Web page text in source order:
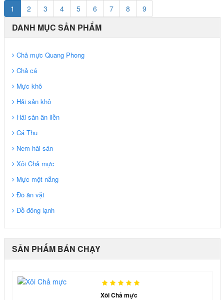
1 2 3 4 5 6 7 8 9
DANH MỤC SẢN PHẨM
Chả mực Quang Phong
Chả cá
Mực khô
Hải sản khô
Hải sản ăn liền
Cá Thu
Nem hải sản
Xôi Chả mực
Mực một nắng
Đồ ăn vặt
Đồ đông lạnh
SẢN PHẨM BÁN CHẠY
Xôi Chả mực